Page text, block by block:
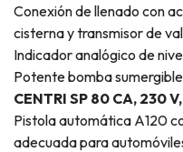
Conexión de llenado con
cisterna y transmisor de
Indicador analógico de
Potente bomba sumergible
CENTRI SP 80 CA, 230
Pistola automática A120
adecuada para